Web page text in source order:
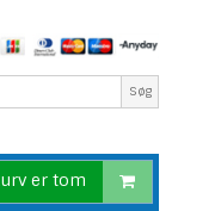
Søg
er tom